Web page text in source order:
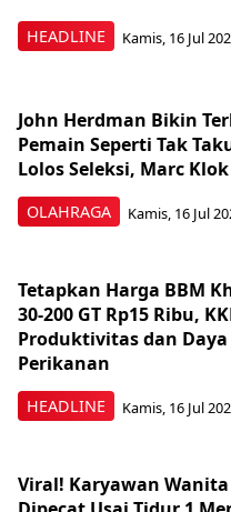
HEADLINE Kamis, 16 Jul
OLAHRAGA
John Herdman Bikin
Pemain Seperti Tak
Lolos Seleksi, Marc
Kamis, 16 Jul
HEADLINE
Tetapkan Harga BBM
30-200 GT Rp15 Ribu,
Produktivitas dan Daya
Perikanan
Kamis, 16 Jul
Viral! Karyawan